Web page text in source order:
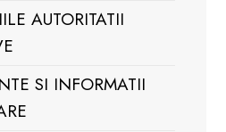
AUTORITATII
SI INFORMATII